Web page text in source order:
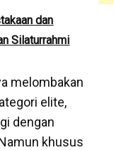
dan
Silaturrahmi
melombakan
elite,
dengan
khusus